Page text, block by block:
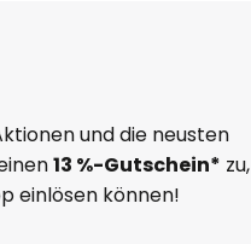
und die neusten
13 %-Gutschein* zu,
einlösen können!